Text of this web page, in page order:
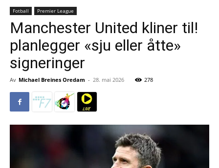
Fotball Premier League
Manchester United kliner til!
planlegger «sju eller åtte»
signeringer
Av Michael Breines Oredam - 28. mai 2026 278